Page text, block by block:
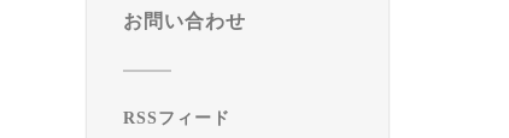
お問い合わせ
RSSフィード